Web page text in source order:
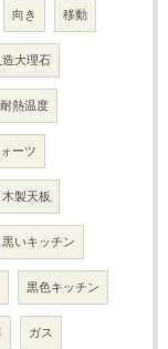
向き 移動
造大理石
耐熱温度
ーツ
木製天板
黒いキッチン
黒色キッチン
ガス